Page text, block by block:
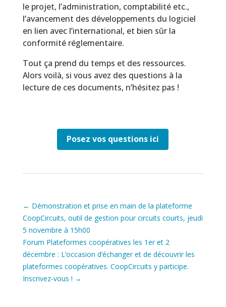
le projet, l’administration, comptabilité etc.,
l’avancement des développements du logiciel
en lien avec l’international, et bien sûr la
conformité réglementaire.
Tout ça prend du temps et des ressources.
Alors voilà, si vous avez des questions à la
lecture de ces documents, n’hésitez pas !
Posez vos questions ici
← Démonstration et prise en main de la plateforme
CoopCircuits, outil de gestion pour circuits courts, jeudi
5 novembre à 15h00
Forum Plateformes coopératives les 1er et 2
décembre : L’occasion d’échanger et de découvrir les
plateformes coopératives. CoopCircuits y participe.
Inscrivez-vous ! →